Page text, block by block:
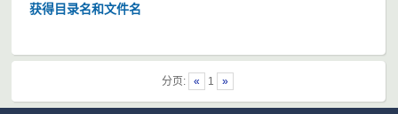
获得目录名和文件名
分页: « 1 »